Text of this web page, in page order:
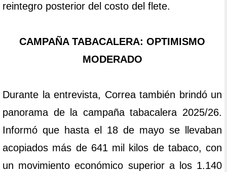
reintegro posterior del costo del flete.
CAMPAÑA TABACALERA: OPTIMISMO
MODERADO
Durante la entrevista, Correa también brindó un
panorama de la campaña tabacalera 2025/26.
Informó que hasta el 18 de mayo se llevaban
acopiados más de 641 mil kilos de tabaco, con
un movimiento económico superior a los 1.140